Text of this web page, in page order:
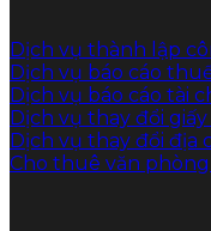
Dịch vụ thành lập
Dịch vụ báo cáo
Dịch vụ báo cáo tài
Dịch vụ thay đổi
Dịch vụ thay đổi địa
Cho thuê văn phòng